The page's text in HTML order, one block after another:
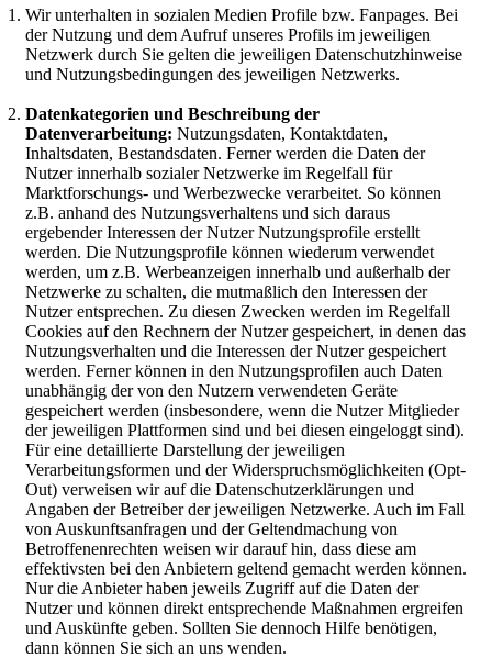
Wir unterhalten in sozialen Medien Profile bzw. Fanpages. Bei
der Nutzung und dem Aufruf unseres Profils im jeweiligen
Netzwerk durch Sie gelten die jeweiligen Datenschutzhinweise
und Nutzungsbedingungen des jeweiligen Netzwerks.
Datenkategorien und Beschreibung der
Datenverarbeitung: Nutzungsdaten, Kontaktdaten,
Inhaltsdaten, Bestandsdaten. Ferner werden die Daten der
Nutzer innerhalb sozialer Netzwerke im Regelfall für
Marktforschungs- und Werbezwecke verarbeitet. So können
z.B. anhand des Nutzungsverhaltens und sich daraus
ergebender Interessen der Nutzer Nutzungsprofile erstellt
werden. Die Nutzungsprofile können wiederum verwendet
werden, um z.B. Werbeanzeigen innerhalb und außerhalb der
Netzwerke zu schalten, die mutmaßlich den Interessen der
Nutzer entsprechen. Zu diesen Zwecken werden im Regelfall
Cookies auf den Rechnern der Nutzer gespeichert, in denen das
Nutzungsverhalten und die Interessen der Nutzer gespeichert
werden. Ferner können in den Nutzungsprofilen auch Daten
unabhängig der von den Nutzern verwendeten Geräte
gespeichert werden (insbesondere, wenn die Nutzer Mitglieder
der jeweiligen Plattformen sind und bei diesen eingeloggt sind).
Für eine detaillierte Darstellung der jeweiligen
Verarbeitungsformen und der Widerspruchsmöglichkeiten (Opt-
Out) verweisen wir auf die Datenschutzerklärungen und
Angaben der Betreiber der jeweiligen Netzwerke. Auch im Fall
von Auskunftsanfragen und der Geltendmachung von
Betroffenenrechten weisen wir darauf hin, dass diese am
effektivsten bei den Anbietern geltend gemacht werden können.
Nur die Anbieter haben jeweils Zugriff auf die Daten der
Nutzer und können direkt entsprechende Maßnahmen ergreifen
und Auskünfte geben. Sollten Sie dennoch Hilfe benötigen,
dann können Sie sich an uns wenden.